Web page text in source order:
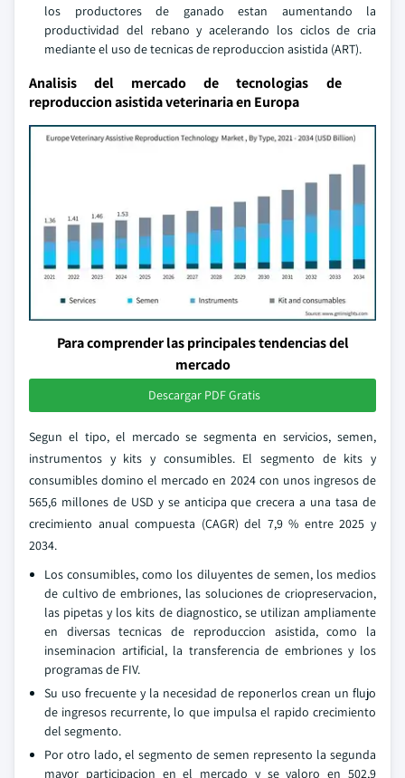
los productores de ganado estan aumentando la
productividad del rebano y acelerando los ciclos de cria
mediante el uso de tecnicas de reproduccion asistida (ART).
Analisis del mercado de tecnologias de
reproduccion asistida veterinaria en Europa
Para comprender las principales tendencias del
mercado
Descargar PDF Gratis
Segun el tipo, el mercado se segmenta en servicios, semen,
instrumentos y kits y consumibles. El segmento de kits y
consumibles domino el mercado en 2024 con unos ingresos de
565,6 millones de USD y se anticipa que crecera a una tasa de
crecimiento anual compuesta (CAGR) del 7,9 % entre 2025 y
2034.
Los consumibles, como los diluyentes de semen, los medios
de cultivo de embriones, las soluciones de criopreservacion,
las pipetas y los kits de diagnostico, se utilizan ampliamente
en diversas tecnicas de reproduccion asistida, como la
inseminacion artificial, la transferencia de embriones y los
programas de FIV.
Su uso frecuente y la necesidad de reponerlos crean un flujo
de ingresos recurrente, lo que impulsa el rapido crecimiento
del segmento.
Por otro lado, el segmento de semen represento la segunda
mayor participacion en el mercado y se valoro en 502,9